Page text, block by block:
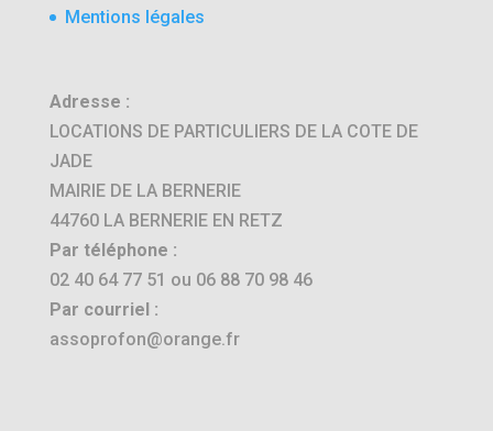
Mentions légales
Adresse :
LOCATIONS DE PARTICULIERS DE LA COTE DE
JADE
MAIRIE DE LA BERNERIE
44760 LA BERNERIE EN RETZ
Par téléphone :
02 40 64 77 51 ou 06 88 70 98 46
Par courriel :
assoprofon@orange.fr